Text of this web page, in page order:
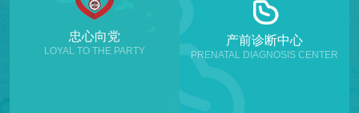
忠心向党
LOYAL TO THE PARTY
产前诊断中心
PRENATAL DIAGNOSIS CENTER